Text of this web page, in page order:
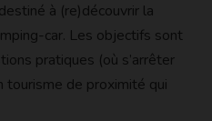
à (re)découvrir la
car. Les objectifs sont
pratiques (où s’arrêter
tourisme de proximité qui